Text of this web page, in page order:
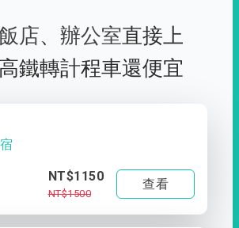
店、 辦公室直接上
鐵轉計程車還便宜
NT$1150
NT$1500
查看